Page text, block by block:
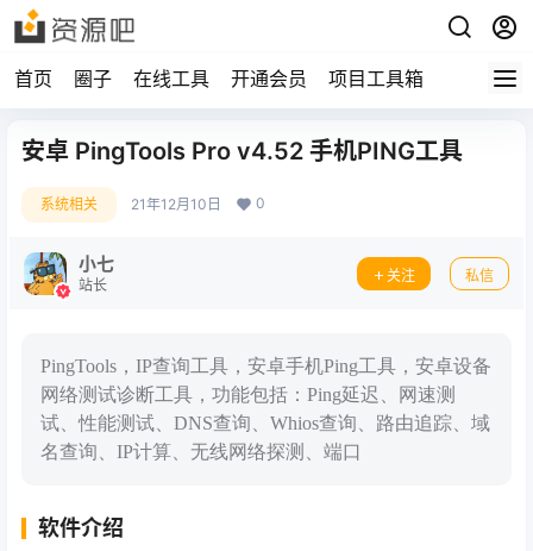
首页 圈子 在线工具 开通会员 项目工具箱
安卓 PingTools Pro v4.52 手机PING工具
系统相关 21年12月10日 0
小七
站长
关注 私信
PingTools，IP查询工具，安卓手机Ping工具，安卓设备
网络测试诊断工具，功能包括：Ping延迟、网速测
试、性能测试、DNS查询、Whios查询、路由追踪、域
名查询、IP计算、无线网络探测、端口
软件介绍